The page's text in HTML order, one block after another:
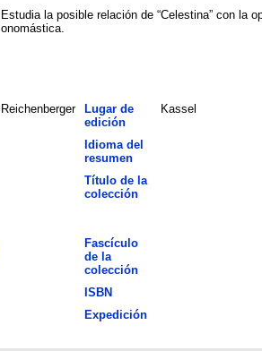
Estudia la posible relación de “Celestina” con la
onomástica.
Reichenberger
Lugar de
edición
Kassel
Idioma del
resumen
Título de la
colección
Fascículo
de la
colección
ISBN
Expedición